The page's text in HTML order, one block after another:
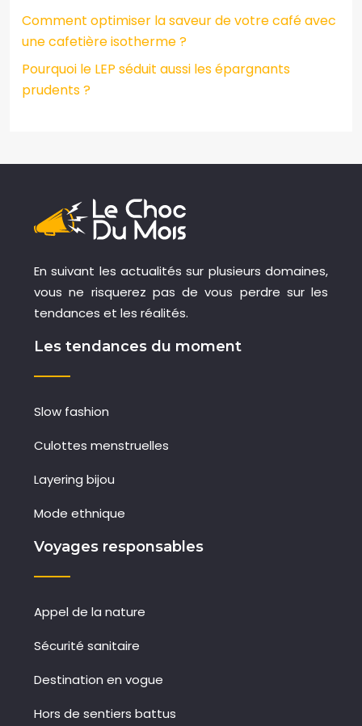
Comment optimiser la saveur de votre café avec
une cafetière isotherme ?
Pourquoi le LEP séduit aussi les épargnants
prudents ?
En suivant les actualités sur plusieurs domaines,
vous ne risquerez pas de vous perdre sur les
tendances et les réalités.
Les tendances du moment
Slow fashion
Culottes menstruelles
Layering bijou
Mode ethnique
Voyages responsables
Appel de la nature
Sécurité sanitaire
Destination en vogue
Hors de sentiers battus